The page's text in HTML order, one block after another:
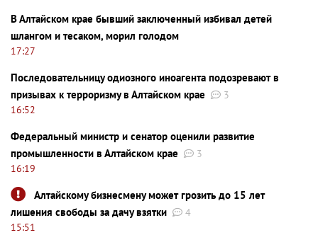
В Алтайском крае бывший заключенный избивал детей
шлангом и тесаком, морил голодом
17:27
Последовательницу одиозного иноагента подозревают в
призывах к терроризму в Алтайском крае
3
16:52
Федеральный министр и сенатор оценили развитие
промышленности в Алтайском крае
3
16:19
Алтайскому бизнесмену может грозить до 15 лет
лишения свободы за дачу взятки
4
15:51